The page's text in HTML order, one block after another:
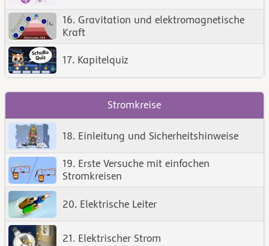
16. Gravitation und elektromagnetische
Kraft
17. Kapitelquiz
Stromkreise
18. Einleitung und Sicherheitshinweise
19. Erste Versuche mit einfachen
Stromkreisen
20. Elektrische Leiter
21. Elektrischer Strom